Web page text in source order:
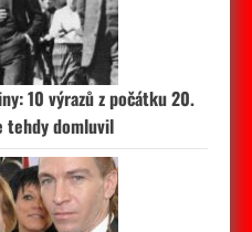
10 výrazů z počátku 20.
tehdy domluvil